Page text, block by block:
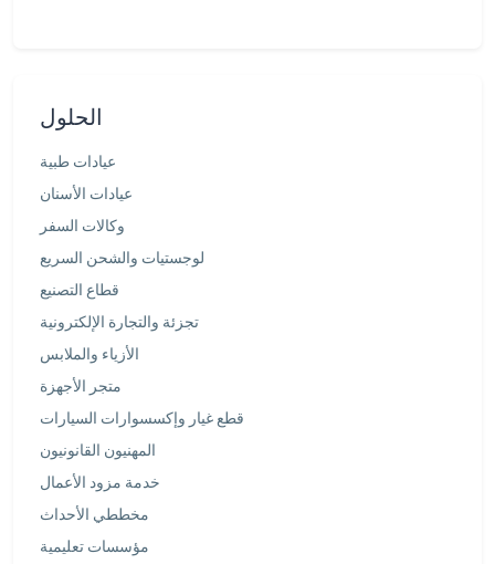
الحلول
عيادات طبية
عيادات الأسنان
وكالات السفر
لوجستيات والشحن السريع
قطاع التصنيع
تجزئة والتجارة الإلكترونية
الأزياء والملابس
متجر الأجهزة
قطع غيار وإكسسوارات السيارات
المهنيون القانونيون
خدمة مزود الأعمال
مخططي الأحداث
مؤسسات تعليمية